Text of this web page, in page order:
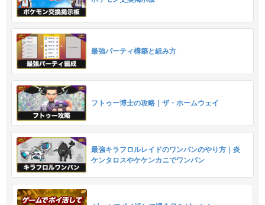
最強パーティ構築と組み方
フトゥー博士の攻略｜ザ・ホームウェイ
最強キラフロルレイドのワンパンのやり方｜炎
ケンタロスやケケンカニでワンパン